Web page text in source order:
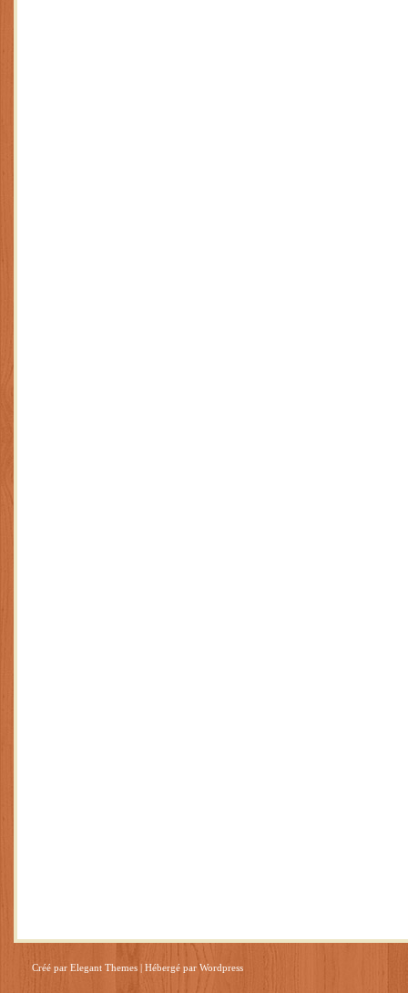
Créé par Elegant Themes | Hébergé par Wordpress